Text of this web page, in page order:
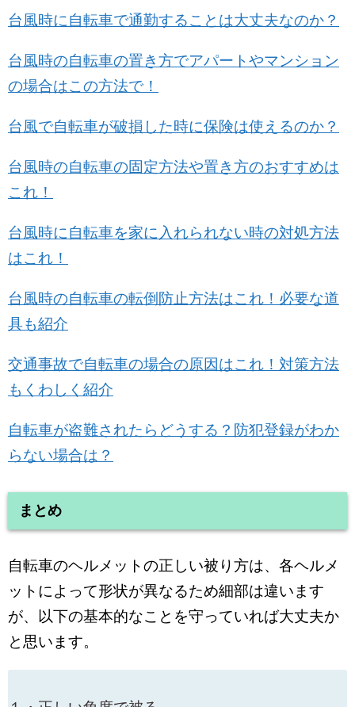
台風時に自転車で通勤することは大丈夫なのか？
台風時の自転車の置き方でアパートやマンション
の場合はこの方法で！
台風で自転車が破損した時に保険は使えるのか？
台風時の自転車の固定方法や置き方のおすすめは
これ！
台風時に自転車を家に入れられない時の対処方法
はこれ！
台風時の自転車の転倒防止方法はこれ！必要な道
具も紹介
交通事故で自転車の場合の原因はこれ！対策方法
もくわしく紹介
自転車が盗難されたらどうする？防犯登録がわか
らない場合は？
まとめ
自転車のヘルメットの正しい被り方は、各ヘルメ
ットによって形状が異なるため細部は違います
が、以下の基本的なことを守っていれば大丈夫か
と思います。